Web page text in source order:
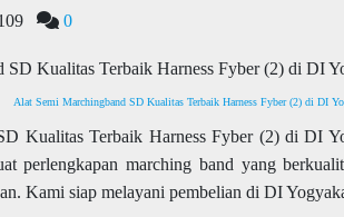
0
Alat Semi Marchingband SD Kualitas Terbaik Harness Fyber (2) di DI
Kualitas Terbaik Harness Fyber (2) di DI
perlengkapan marching band yang
Kami siap melayani pembelian di DI